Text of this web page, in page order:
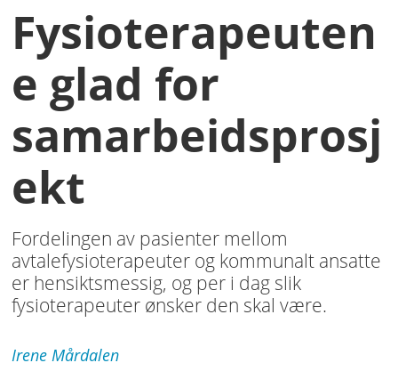
Fysioterapeuten
e glad for
samarbeidsprosj
ekt
Fordelingen av pasienter mellom
avtalefysioterapeuter og kommunalt ansatte
er hensiktsmessig, og per i dag slik
fysioterapeuter ønsker den skal være.
Irene Mårdalen